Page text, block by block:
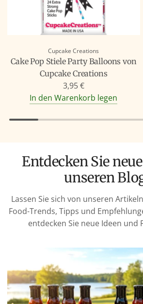
Cupcake Creations
Cake Pop Stiele Party Balloons von
Cupcake Creations
3,95 €
In den Warenkorb legen
Entdecken Sie neue Ideen in
unseren
Lassen Sie sich von unseren
Food-Trends, Tipps und
entdecken Sie neue Ideen und